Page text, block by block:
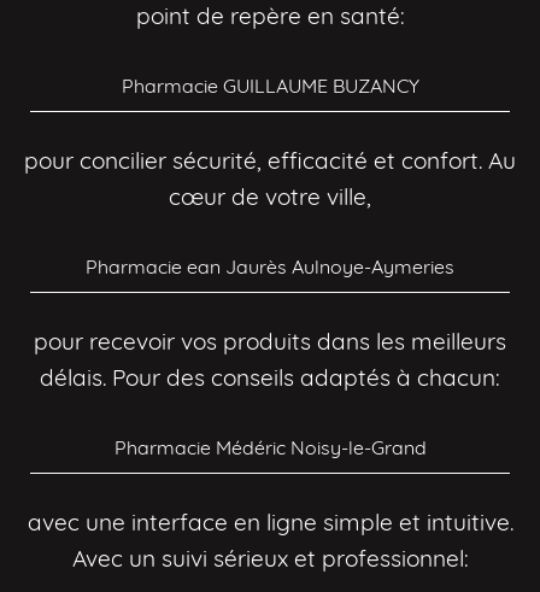
point de repère en santé:
Pharmacie GUILLAUME BUZANCY
pour concilier sécurité, efficacité et confort. Au
cœur de votre ville,
Pharmacie ean Jaurès Aulnoye-Aymeries
pour recevoir vos produits dans les meilleurs
délais. Pour des conseils adaptés à chacun:
Pharmacie Médéric Noisy-le-Grand
avec une interface en ligne simple et intuitive.
Avec un suivi sérieux et professionnel: